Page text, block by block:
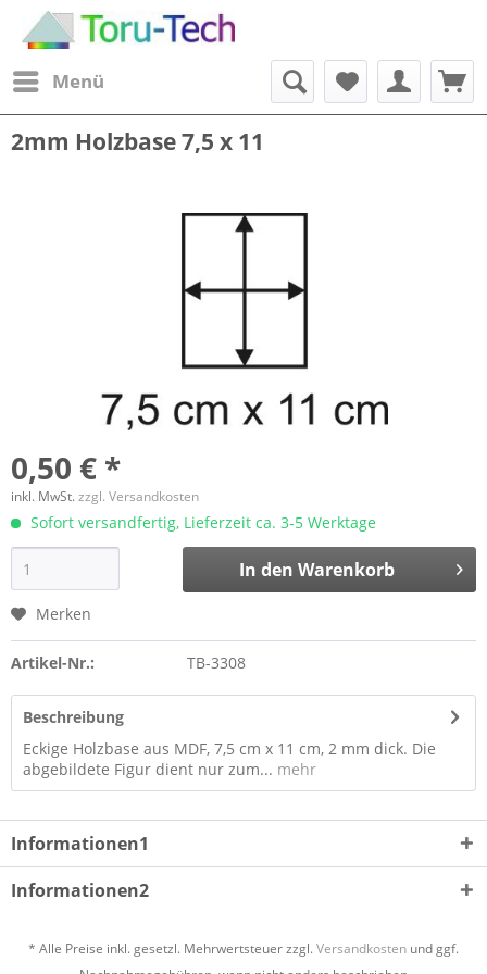
Menü
2mm Holzbase 7,5 x 11
0,50 € *
inkl. MwSt.zzgl. Versandkosten
Sofort versandfertig, Lieferzeit ca. 3-5 Werktage
In den Warenkorb
Merken
Artikel-Nr.: TB-3308
Beschreibung
Eckige Holzbase aus MDF, 7,5 cm x 11 cm, 2 mm dick. Die
abgebildete Figur dient nur zum... mehr
Informationen1
Informationen2
* Alle Preise inkl. gesetzl. Mehrwertsteuer zzgl.Versandkosten und ggf.